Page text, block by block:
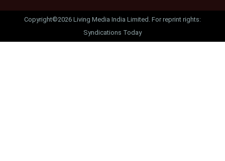
Copyright©2026 Living Media India Limited. For reprint rights:
Syndications Today